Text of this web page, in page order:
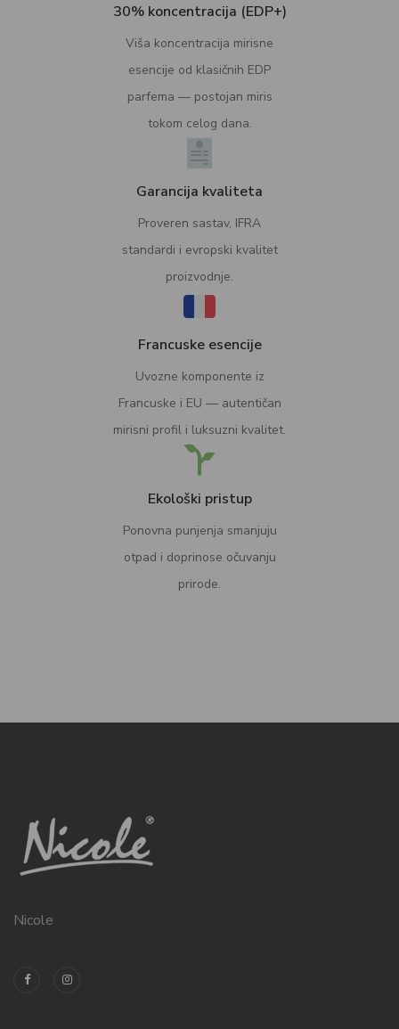
30% koncentracija (EDP+)
Viša koncentracija mirisne
esencije od klasičnih EDP
parfema — postojan miris
tokom celog dana.
Garancija kvaliteta
Proveren sastav, IFRA
standardi i evropski kvalitet
proizvodnje.
Francuske esencije
Uvozne komponente iz
Francuske i EU — autentičan
mirisni profil i luksuzni kvalitet.
Ekološki pristup
Ponovna punjenja smanjuju
otpad i doprinose očuvanju
prirode.
Nicole